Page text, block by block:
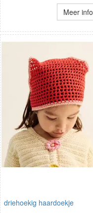
Meer info
driehoekig haardoekje